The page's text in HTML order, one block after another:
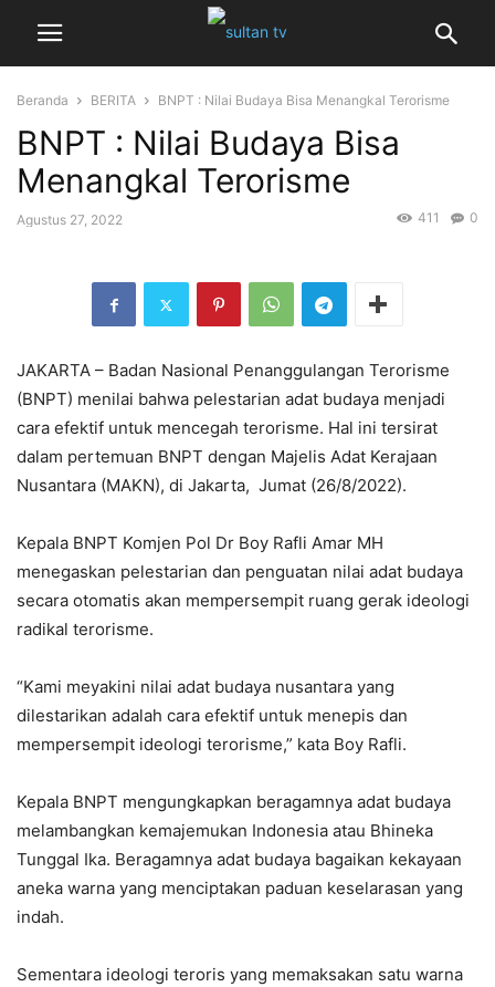
Beranda BERITA BNPT : Nilai Budaya Bisa Menangkal Terorisme
BNPT : Nilai Budaya Bisa
Menangkal Terorisme
Agustus 27, 2022 0
411
JAKARTA – Badan Nasional Penanggulangan Terorisme
(BNPT) menilai bahwa pelestarian adat budaya menjadi
cara efektif untuk mencegah terorisme. Hal ini tersirat
dalam pertemuan BNPT dengan Majelis Adat Kerajaan
Nusantara (MAKN), di Jakarta, Jumat (26/8/2022).
Kepala BNPT Komjen Pol Dr Boy Rafli Amar MH
menegaskan pelestarian dan penguatan nilai adat budaya
secara otomatis akan mempersempit ruang gerak ideologi
radikal terorisme.
“Kami meyakini nilai adat budaya nusantara yang
dilestarikan adalah cara efektif untuk menepis dan
mempersempit ideologi terorisme,” kata Boy Rafli.
Kepala BNPT mengungkapkan beragamnya adat budaya
melambangkan kemajemukan Indonesia atau Bhineka
Tunggal Ika. Beragamnya adat budaya bagaikan kekayaan
aneka warna yang menciptakan paduan keselarasan yang
indah.
Sementara ideologi teroris yang memaksakan satu warna